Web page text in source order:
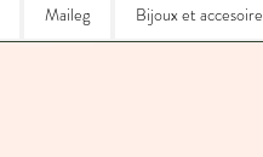
Maileg Bijoux et accesoire